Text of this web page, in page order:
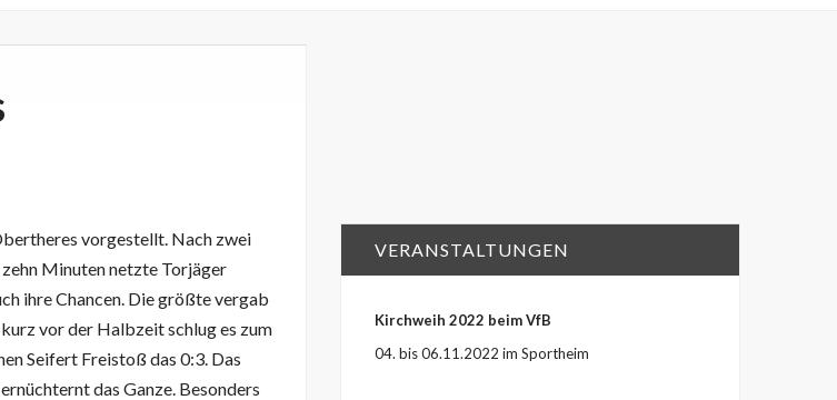
vorgestellt. Nach zwei
zehn Minuten netzte Torjäger
ihre Chancen. Die größte vergab
vor der Halbzeit schlug es zum
Seifert Freistoß das 0:3. Das
das Ganze. Besonders
VERANSTALTUNGEN
Kirchweih 2022 beim VfB
04. bis 06.11.2022 im Sportheim